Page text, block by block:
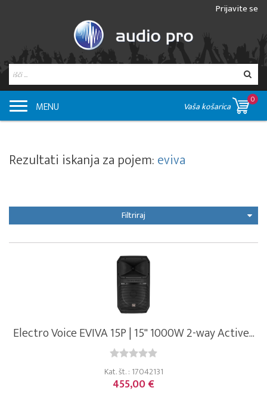
Prijavite se
MENU Vaša košarica
0
Rezultati iskanja za pojem:eviva
Filtriraj
Electro Voice EVIVA 15P | 15" 1000W 2-way Active...
Kat. št. : 17042131
455,00 €